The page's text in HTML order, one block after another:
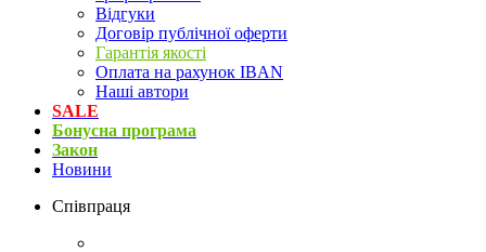
Відгуки
Договір публічної оферти
Гарантія якості
Оплата на рахунок IBAN
Наші автори
SALE
Бонусна програма
Закон
Новини
Співпраця